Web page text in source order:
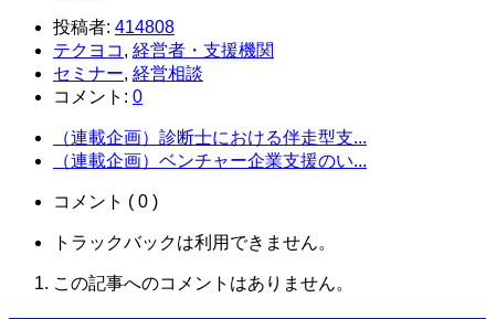
投稿者: 414808
テクヨコ , 経営者・支援機関
セミナー, 経営相談
コメント: 0
（連載企画）診断士における伴走型支...
（連載企画）ベンチャー企業支援のい...
コメント ( 0 )
トラックバックは利用できません。
この記事へのコメントはありません。